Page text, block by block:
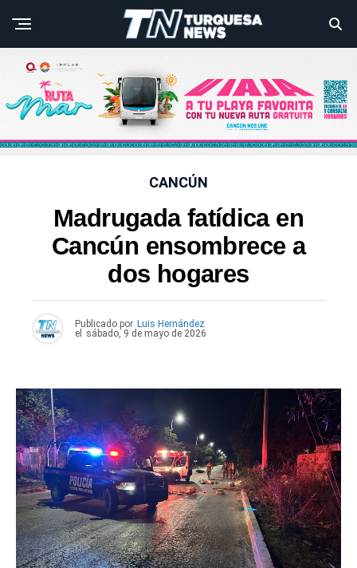
CANCÚN
Madrugada fatídica en
Cancún ensombrece a
dos hogares
Publicado por Luis Hernández
el
sábado, 9 de mayo de 2026